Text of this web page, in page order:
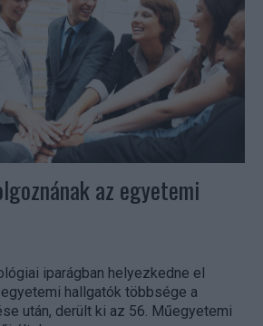
az egyetemi
iparágban helyezkedne el
hallgatók többsége a
után, derült ki az 56. Műegyetemi